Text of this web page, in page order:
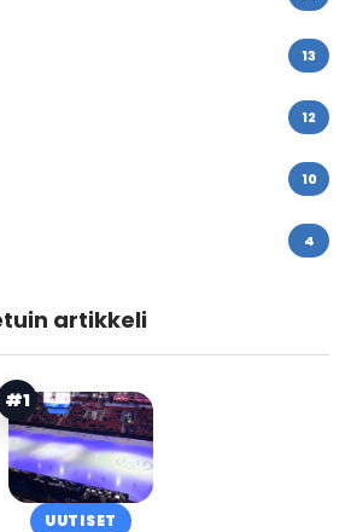
13
12
10
4
artikkeli
#1
UUTISET